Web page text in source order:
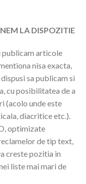
LA DISPOZITIE
publicam articole
nisa exacta,
sa publicam si
cu posibilitatea de a
(acolo unde este
diacritice etc.).
optimizate
de tip text,
creste pozitia in
liste mai mari de